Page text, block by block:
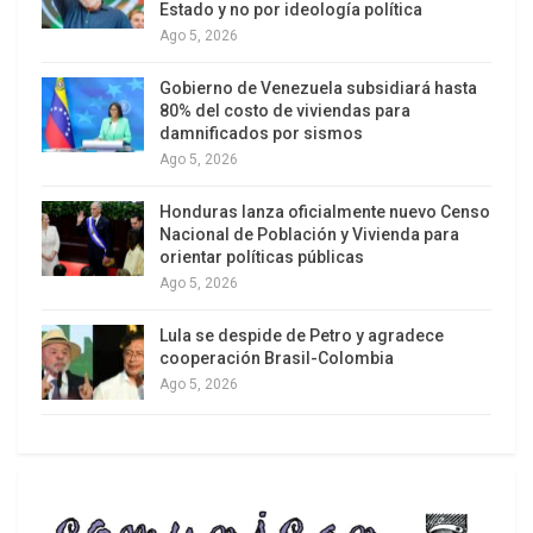
El escándalo del combustible atribuido a un grupo
cargos ejecutivos en las entidades estatales,
fueron los responsables de adquirir con
sobreprecios y mala calidad la “gasolina basura”
que ocasionó el deterioro de miles de motores de
las movilidades en el país. Originalmente se
intentó apuntar como un ejemplo típico de mal
servicio, a la institucionalidad estatal (YPFB).
Estado y no por ideología política
Ago 5, 2026
Gobierno de Venezuela subsidiará hasta
80% del costo de viviendas para
damnificados por sismos
Ago 5, 2026
Honduras lanza oficialmente nuevo Censo
Nacional de Población y Vivienda para
orientar políticas públicas
Ago 5, 2026
Lula se despide de Petro y agradece
cooperación Brasil-Colombia
Ago 5, 2026